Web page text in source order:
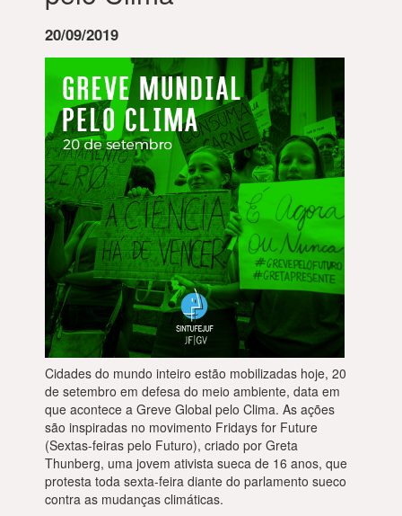
20/09/2019
Cidades do mundo inteiro estão mobilizadas hoje, 20
de setembro em defesa do meio ambiente, data em
que acontece a Greve Global pelo Clima. As ações
são inspiradas no movimento Fridays for Future
(Sextas-feiras pelo Futuro), criado por Greta
Thunberg, uma jovem ativista sueca de 16 anos, que
protesta toda sexta-feira diante do parlamento sueco
contra as mudanças climáticas.